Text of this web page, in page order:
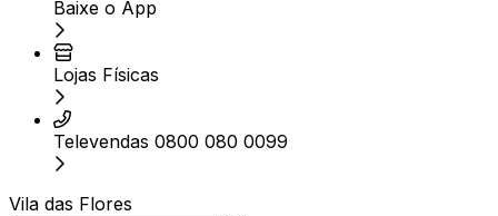
Baixe o App
Lojas Físicas
Televendas 0800 080 0099
Vila das Flores